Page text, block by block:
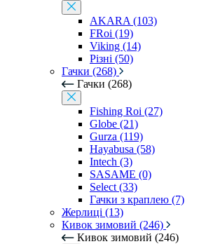
AKARA (103)
FRoi (19)
Viking (14)
Різні (50)
Гачки (268)
Гачки (268)
Fishing Roi (27)
Globe (21)
Gurza (119)
Hayabusa (58)
Intech (3)
SASAME (0)
Select (33)
Гачки з краплею (7)
Жерлиці (13)
Кивок зимовий (246)
Кивок зимовий (246)